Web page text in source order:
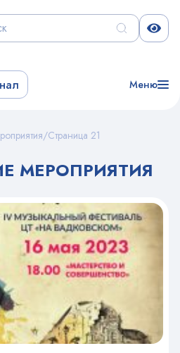
Меню
/Страница 21
МЕРОПРИЯТИЯ